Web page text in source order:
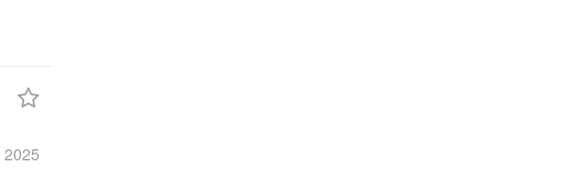
2025